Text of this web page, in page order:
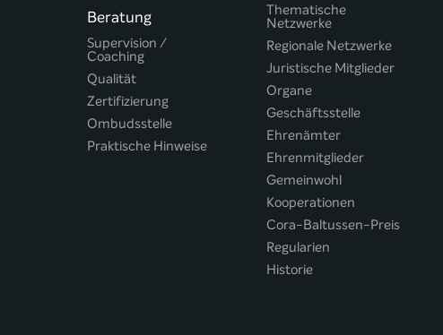
Beratung
Supervision /
Coaching
Qualität
Zertifizierung
Ombudsstelle
Praktische Hinweise
Thematische
Netzwerke
Regionale Netzwerke
Juristische Mitglieder
Organe
Geschäftsstelle
Ehrenämter
Ehrenmitglieder
Gemeinwohl
Kooperationen
Cora-Baltussen-Preis
Regularien
Historie